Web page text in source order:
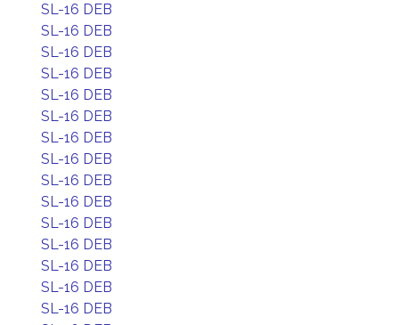
SL-16 DEB
SL-16 DEB
SL-16 DEB
SL-16 DEB
SL-16 DEB
SL-16 DEB
SL-16 DEB
SL-16 DEB
SL-16 DEB
SL-16 DEB
SL-16 DEB
SL-16 DEB
SL-16 DEB
SL-16 DEB
SL-16 DEB